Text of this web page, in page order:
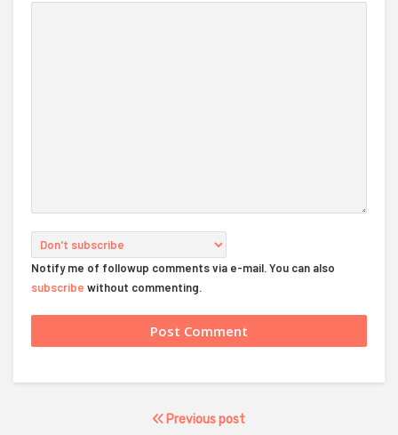
Notify me of followup comments via e-mail. You can also
subscribe without commenting.
Previous post